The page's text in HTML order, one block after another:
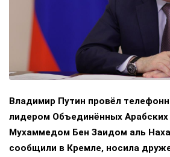
Владимир Путин провёл
лидером Объединённых
Мухаммедом Бен Заидом аль
сообщили в Кремле, носила